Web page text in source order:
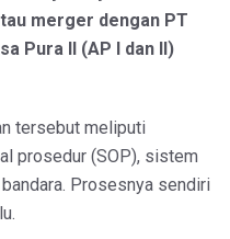
merger dengan PT
Pura II (AP I dan II)
tersebut meliputi
prosedur (SOP), sistem
Prosesnya sendiri